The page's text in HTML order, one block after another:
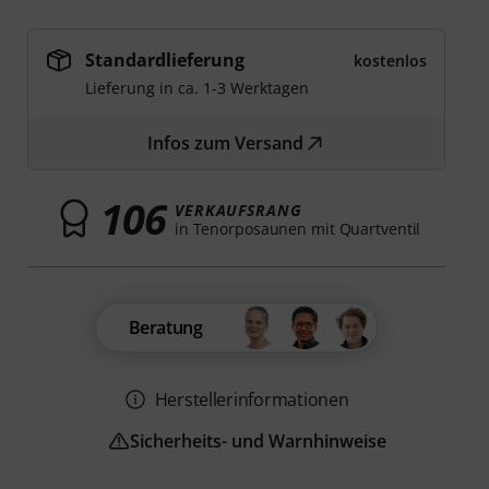
Standardlieferung
kostenlos
Lieferung in ca. 1-3 Werktagen
Infos zum Versand
106 VERKAUFSRANG
in Tenorposaunen mit Quartventil
Beratung
Herstellerinformationen
Sicherheits- und Warnhinweise